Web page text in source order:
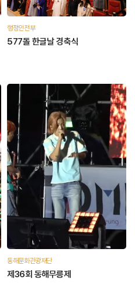
행정안전부
577돌 한글날 경축식
동해문화관광재단
제36회 동해무릉제